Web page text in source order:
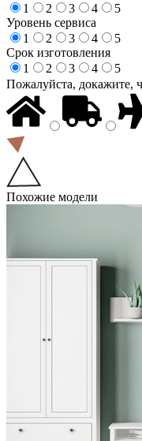
1
2 3 4
5
Уровень сервиса
1
2 3 4
5
Срок изготовления
1
2 3 4
5
Пожалуйста, докажите,
Похожие модели